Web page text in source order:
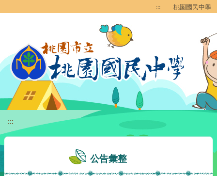
::: 桃園國民中學
:::
公告彙整